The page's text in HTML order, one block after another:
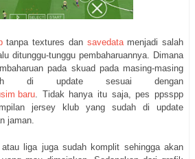
tanpa textures dan savedatamenjadi salah
ditunggu-tunggu pembaharuannya. Dimana
pada skuad pada masing-masing
di update sesuai dengan
baru. Tidak hanya itu saja, pes ppsspp
jersey klub yang sudah di update
jaman.
liga juga sudah komplit sehingga akan